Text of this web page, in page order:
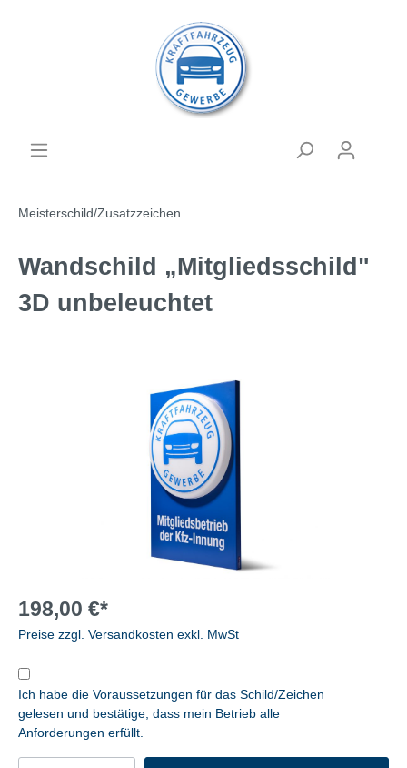
Meisterschild/Zusatzzeichen
Wandschild „Mitgliedsschild"
3D unbeleuchtet
198,00 €*
Preise zzgl. Versandkosten exkl. MwSt
Ich habe die Voraussetzungen für das Schild/Zeichen
gelesen und bestätige, dass mein Betrieb alle
Anforderungen erfüllt.